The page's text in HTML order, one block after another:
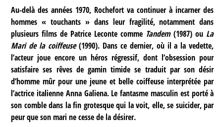
Au-delà des années 1970, Rochefort va continuer à incarner des
hommes « touchants » dans leur fragilité, notamment dans
plusieurs films de Patrice Leconte comme Tandem(1987) ou La
Mari de la coiffeuse(1990). Dans ce dernier, où il a la vedette,
l’acteur joue encore un héros régressif, dont l’obsession pour
satisfaire ses rêves de gamin timide se traduit par son désir
d’homme mûr pour une jeune et belle coiffeuse interprétée par
l’actrice italienne Anna Galiena. Le fantasme masculin est porté à
son comble dans la fin grotesque qui la voit, elle, se suicider, par
peur que son mari ne cesse de la désirer.